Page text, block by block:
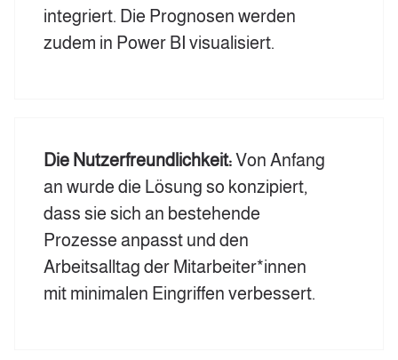
integriert. Die Prognosen werden
zudem in Power BI visualisiert.
Die Nutzerfreundlichkeit:Von Anfang
an wurde die Lösung so konzipiert,
dass sie sich an bestehende
Prozesse anpasst und den
Arbeitsalltag der Mitarbeiter*innen
mit minimalen Eingriffen verbessert.